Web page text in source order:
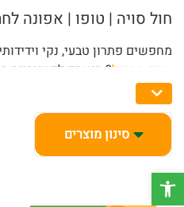
פתח סרגל נגישות
חול סויה | טופו | אפונה
מחפשים פתרון טבעי, נקי
ארגז החתול? הגעתם לקטגוריית
תמצאו מבחר איכותי של חול
– דור העתיד של היגיינת החתולים.
החול הצמחי מתגבש במהירות,
אבק וניתן להדחה נוחה באסלה.
בחרו עכשיו את המותג המועדף
בישראל, משלוח חינם עד הבית
סינון מוצרים